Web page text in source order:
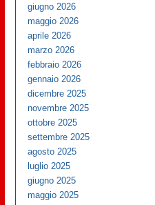
giugno 2026
maggio 2026
aprile 2026
marzo 2026
febbraio 2026
gennaio 2026
dicembre 2025
novembre 2025
ottobre 2025
settembre 2025
agosto 2025
luglio 2025
giugno 2025
maggio 2025